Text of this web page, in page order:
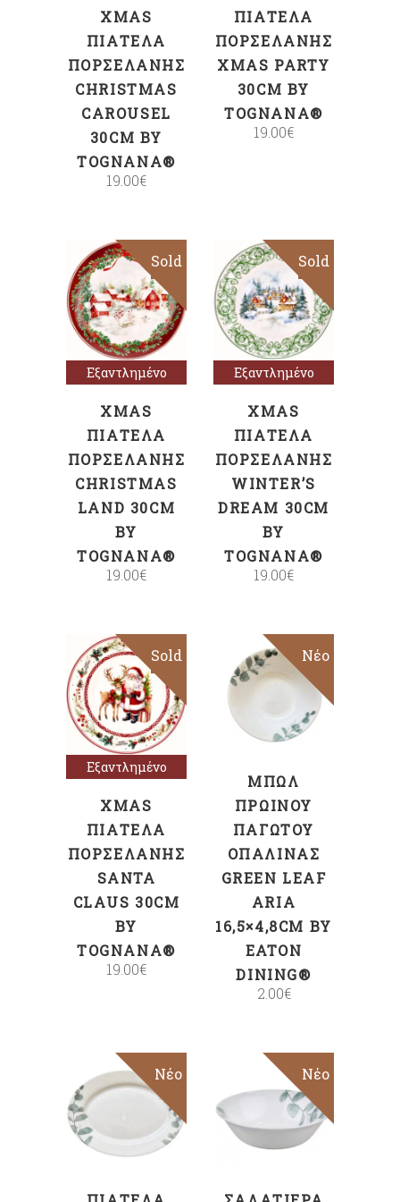
XMAS
ΠΙΑΤΈΛΑ
ΠΟΡΣΕΛΆΝΗΣ
CHRISTMAS
CAROUSEL
30CM BY
TOGNANA®
19.00€
ΠΙΑΤΈΛΑ
ΠΟΡΣΕΛΆΝΗΣ
XMAS PARTY
30CM BY
TOGNANA®
19.00€
Εξαντλημένο
Sold
Διαβάστε
περισσότερα
XMAS
ΠΙΑΤΈΛΑ
ΠΟΡΣΕΛΆΝΗΣ
CHRISTMAS
LAND 30CM
BY
TOGNANA®
19.00€
Εξαντλημένο
Sold
Διαβάστε
περισσότερα
XMAS
ΠΙΑΤΈΛΑ
ΠΟΡΣΕΛΆΝΗΣ
WINTER’S
DREAM 30CM
BY
TOGNANA®
19.00€
Εξαντλημένο
Sold
Διαβάστε
περισσότερα
XMAS
ΠΙΑΤΈΛΑ
ΠΟΡΣΕΛΆΝΗΣ
SANTA
CLAUS 30CM
BY
TOGNANA®
19.00€
Νέο
ΠΡΟΣΘΉΚΗ
ΜΠΏΛ
ΠΡΩΙΝΟΎ
ΠΑΓΩΤΟΎ
ΟΠΑΛΊΝΑΣ
GREEN LEAF
ARIA
16,5×4,8CM BY
EATON
DINING®
2.00€
Νέο
ΠΡΟΣΘΉΚΗ
ΣΤΟ ΚΑΛΆΘΙ
Νέο
ΠΡΟΣΘΉΚΗ
ΣΤΟ ΚΑΛΆΘΙ